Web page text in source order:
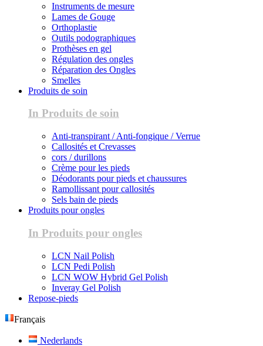
Instruments de mesure
Lames de Gouge
Orthoplastie
Outils podographiques
Prothèses en gel
Régulation des ongles
Réparation des Ongles
Smelles
Produits de soin
In Produits de soin
Anti-transpirant / Anti-fongique / Verrue
Callosités et Crevasses
cors / durillons
Crème pour les pieds
Déodorants pour pieds et chaussures
Ramollissant pour callosités
Sels bain de pieds
Produits pour ongles
In Produits pour ongles
LCN Nail Polish
LCN Pedi Polish
LCN WOW Hybrid Gel Polish
Inveray Gel Polish
Repose-pieds
Français
Nederlands